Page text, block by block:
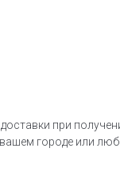
при
городе или